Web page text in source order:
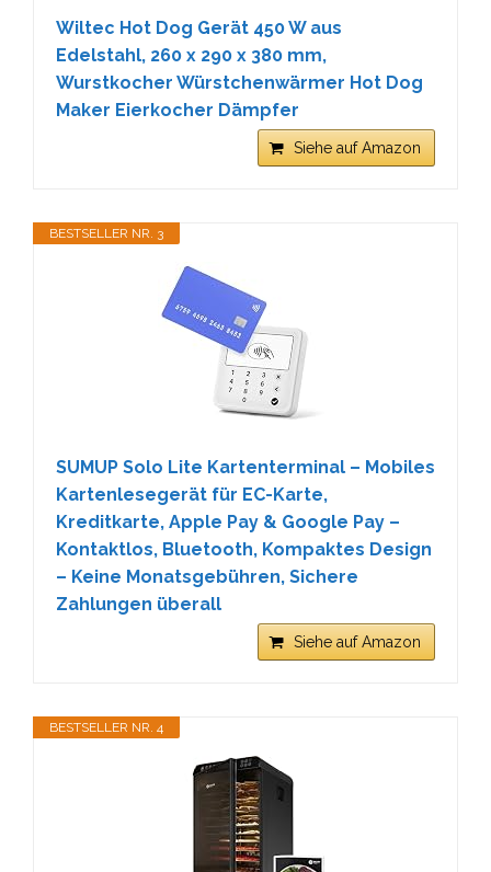
Wiltec Hot Dog Gerät 450 W aus
Edelstahl, 260 x 290 x 380 mm,
Wurstkocher Würstchenwärmer Hot Dog
Maker Eierkocher Dämpfer
Siehe auf Amazon
BESTSELLER NR. 3
SUMUP Solo Lite Kartenterminal – Mobiles
Kartenlesegerät für EC-Karte,
Kreditkarte, Apple Pay & Google Pay –
Kontaktlos, Bluetooth, Kompaktes Design
– Keine Monatsgebühren, Sichere
Zahlungen überall
Siehe auf Amazon
BESTSELLER NR. 4